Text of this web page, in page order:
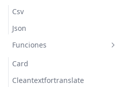
Notequal
Outofrange
Patternmismatch
Required
Toolong
Notfound
Csv
Json
Funciones
Card
Cleantextfortranslate